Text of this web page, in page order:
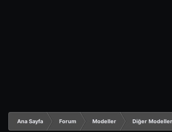
Ana Sayfa Forum Modeller Diğer Modeller